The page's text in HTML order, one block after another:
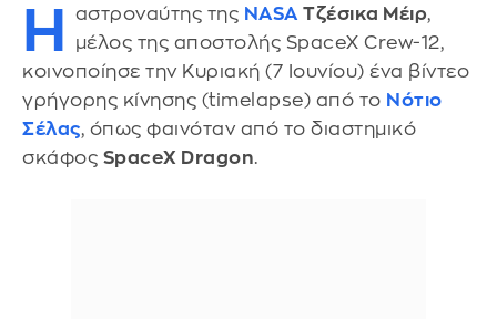
Η αστροναύτης της NASA Τζέσικα Μέιρ,
μέλος της αποστολής SpaceX Crew-12,
κοινοποίησε την Κυριακή (7 Ιουνίου) ένα βίντεο
γρήγορης κίνησης (timelapse) από το Νότιο
Σέλας, όπως φαινόταν από το διαστημικό
σκάφος SpaceX Dragon.